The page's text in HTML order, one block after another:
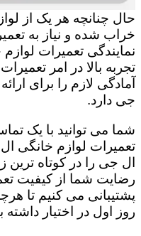
حال چنانچه هر یک از
خراب شده و نیاز به
نمایندگی تعمیرات
تجربه بالا در امر
آمادگی لازم را برای
جی دارد.
شما می توانید با یک
تعمیرات لوازم خانگی
ال جی را در کوتاه ترین
رضایت شما از کیفیت
پشتیبانی می کنیم تا
روز اول در اختیار داشته